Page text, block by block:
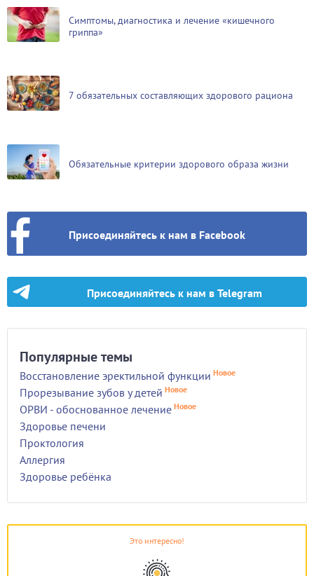
Симптомы, диагностика и лечение «кишечного
гриппа»
7 обязательных составляющих здорового рациона
Обязательные критерии здорового образа жизни
Присоединяйтесь к нам в Facebook
Присоединяйтесь к нам в Telegram
Популярные темы
Восстановление эректильной функции Новое
Прорезывание зубов у детей Новое
ОРВИ - обоснованное лечение Новое
Здоровье печени
Проктология
Аллергия
Здоровье ребёнка
Это интересно!